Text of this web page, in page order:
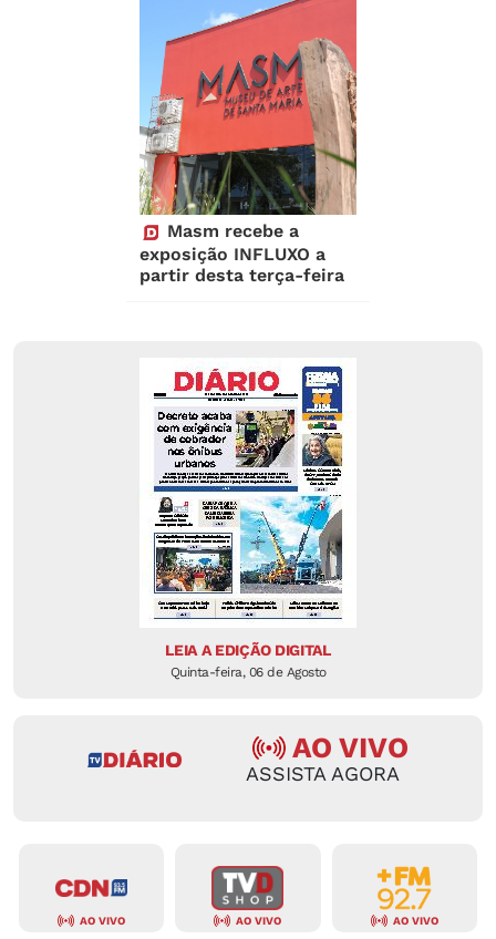
Masm recebe a
exposição INFLUXO a
partir desta terça-feira
LEIA A EDIÇÃO DIGITAL
Quinta-feira, 06 de Agosto
AO VIVO
ASSISTA AGORA
AO VIVO AO VIVO AO VIVO